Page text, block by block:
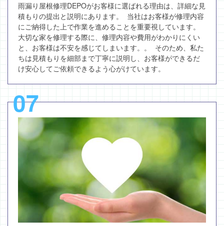
雨漏り屋根修理DEPOがお客様に選ばれる理由は、詳細な見
積もりの提出と説明にあります。 当社はお客様が修理内容
にご納得した上で作業を進めることを重要視しています。
大切な家を修理する際に、修理内容や費用がわかりにくい
と、お客様は不安を感じてしまいます。。 そのため、私た
ちは見積もりを細部まで丁寧に説明し、お客様ができるだ
け安心してご依頼できるよう心がけています。
07